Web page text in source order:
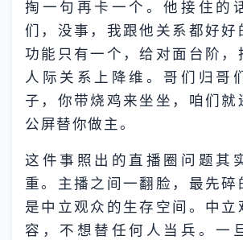
掏一句再卡一个。他接住的
们，没事，我跟他关系都好好
功能只有一个，给对面台阶，
人际关系上降维。哥们归哥
子，你带烧鸡来坐坐，咱们就
公屏替你做主。
这件事照出的直播圈问题其
重。主播之间一翻脸，最先碎
是中立观众的生存空间。中立
容，不想替任何人当兵。一